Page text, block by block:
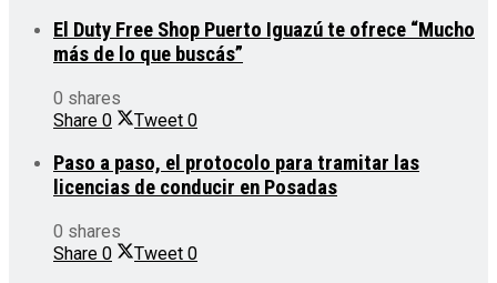
El Duty Free Shop Puerto Iguazú te ofrece “Mucho
más de lo que buscás”
0 shares
Share 0 Tweet 0
Paso a paso, el protocolo para tramitar las
licencias de conducir en Posadas
0 shares
Share 0 Tweet 0